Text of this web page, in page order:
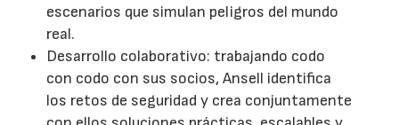
escenarios que simulan peligros del mundo
real.
Desarrollo colaborativo: trabajando codo
con codo con sus socios, Ansell identifica
los retos de seguridad y crea conjuntamente